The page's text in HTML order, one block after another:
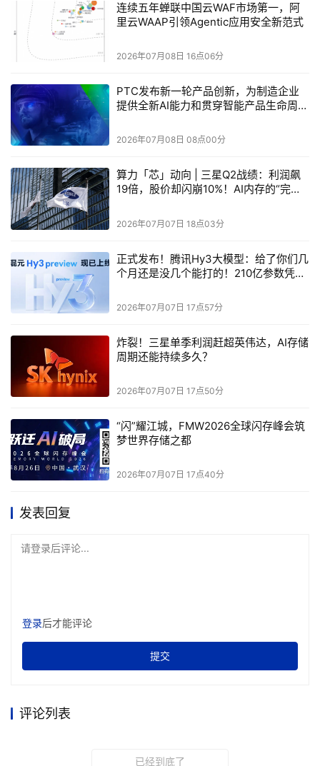
而生。
首先，DAP是连接硬件灵活性与业务价值的“智慧中枢”。 在
戴尔科技的体系设计中，DAP承担着连接基础设施与业务价
值的“智慧中枢”角色——它不仅是实现自动化管理的工具，
更是将解耦带来的架构弹性转化为可持续、可管控、可优化
的运营能力的关键赋能平台。Dell Automation Platform是
一个统一的软件编排平台，结合了戴尔行业领先的基础架构
部署、集中化资产管理、Dell AIOps以及全端自动化等核心
能力，DAP有效简化工作流程并加速创新。
平台提供一系列经过预验证、覆盖主流云平台（如VMware
vSphere、Red Hat等）的架构部署蓝图。企业可以通过
DAP目录轻松获取经领先软件合作伙伴验证的蓝图，以比人
工流程少90%的步骤快速部署私有云堆栈，仅需2.5小时即
可完成工作负载就绪的集群，且全程无需人工操作。这种能
力将传统需数周完成的“手工作坊”式部署压缩至数小时，在
确保环境一致性、可靠性的同时，大幅缩短业务上线周期。
DAP平台的作用不止于部署，更实现了从“零接触”自动化初
始配置（Day 0），到日常监控、弹性扩容、策略优化
（Day 1/Day 2），直至最终资源回收的全流程自动化。这
储管理能力。这显著降低了运维复杂度与人为错误风险，使
自研系统。企业可以延用既有的云操作系统授权，并使用熟
悉的管理工具（如vCenter与OpenShift主控台），在无需
重新训练的情况下，持续维持作业的连贯性与效率。Dell
Hat的云软件。这种“架构即运营”的设计理念，赋予企业更
连续五年蝉联中国云WAF市场第一，阿
里云WAAP引领Agentic应用安全新范式
2026年07月08日 16点06分
PTC发布新一轮产品创新，为制造企业
提供全新AI能力和贯穿智能产品生命周期
2026年07月08日 08点00分
算力「芯」动向 | 三星Q2战绩：利润飙
19倍，股价却闪崩10%！AI内存的“完美
2026年07月07日 18点03分
正式发布！腾讯Hy3大模型：给了你们几
个月还是没几个能打的！210亿参数凭什
2026年07月07日 17点57分
炸裂！三星单季利润赶超英伟达，AI存储
周期还能持续多久？
2026年07月07日 17点50分
“闪”耀江城，FMW2026全球闪存峰会筑
梦世界存储之都
2026年07月07日 17点40分
发表回复
请登录后评论...
登录后才能评论
提交
评论列表
已经到底了